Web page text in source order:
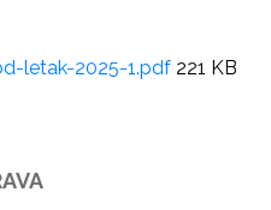
letak-2025-1.pdf 221 KB